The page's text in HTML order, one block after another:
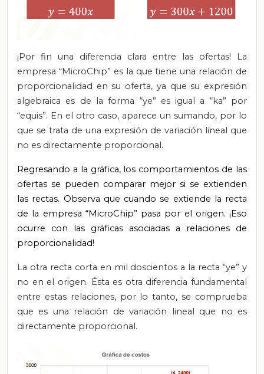
¡Por fin una diferencia clara entre las ofertas! La
empresa “MicroChip” es la que tiene una relación de
proporcionalidad en su oferta, ya que su expresión
algebraica es de la forma “ye” es igual a “ka” por
“equis”. En el otro caso, aparece un sumando, por lo
que se trata de una expresión de variación lineal que
no es directamente proporcional.
Regresando a la gráfica, los comportamientos de las
ofertas se pueden comparar mejor si se extienden
las rectas. Observa que cuando se extiende la recta
de la empresa “MicroChip” pasa por el origen. ¡Eso
ocurre con las gráficas asociadas a relaciones de
proporcionalidad!
La otra recta corta en mil doscientos a la recta “ye” y
no en el origen. Ésta es otra diferencia fundamental
entre estas relaciones, por lo tanto, se comprueba
que es una relación de variación lineal que no es
directamente proporcional.